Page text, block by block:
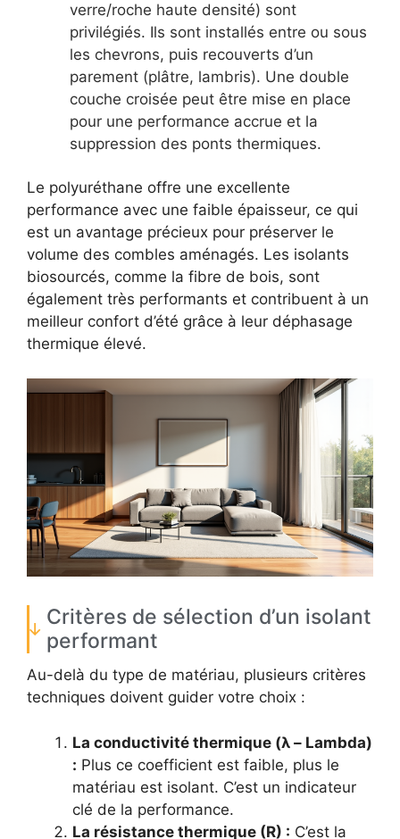
verre/roche haute densité) sont
privilégiés. Ils sont installés entre ou sous
les chevrons, puis recouverts d’un
parement (plâtre, lambris). Une double
couche croisée peut être mise en place
pour une performance accrue et la
suppression des ponts thermiques.
Le polyuréthane offre une excellente
performance avec une faible épaisseur, ce qui
est un avantage précieux pour préserver le
volume des combles aménagés. Les isolants
biosourcés, comme la fibre de bois, sont
également très performants et contribuent à un
meilleur confort d’été grâce à leur déphasage
thermique élevé.
Critères de sélection d’un isolant
performant
Au-delà du type de matériau, plusieurs critères
techniques doivent guider votre choix :
La conductivité thermique (λ – Lambda)
: Plus ce coefficient est faible, plus le
matériau est isolant. C’est un indicateur
clé de la performance.
La résistance thermique (R) : C’est la